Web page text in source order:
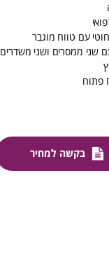
עם טווח מוגבר
שני ממסרים ושני משדרים
בקשה למחיר